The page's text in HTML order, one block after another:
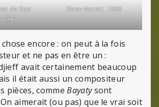
de San
1945
Three Nornir, 1998
encore : on peut à la fois
et ne pas en être un :
avait certainement beaucoup
il était aussi un compositeur
pièces, commeBayatysont
aimerait (ou pas) que le vrai soit